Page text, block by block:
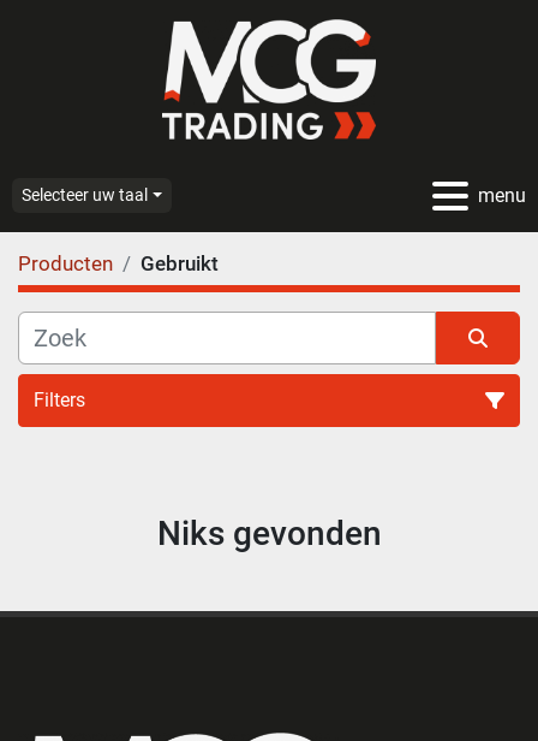
menu
Selecteer uw taal
Producten Gebruikt
Filters
Sorteren op
Niks gevonden